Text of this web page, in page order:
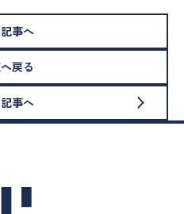
事へ
戻る
事へ